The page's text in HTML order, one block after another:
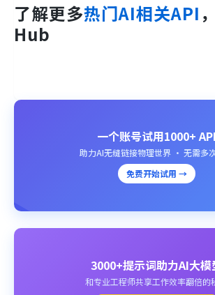
了解更多热门AI相关API
Hub
一个账号试用1000+ API
助力AI无缝链接物理世界 · 无需多
免费开始试用 →
3000+提示词助力AI大模
和专业工程师共享工作效率翻倍的